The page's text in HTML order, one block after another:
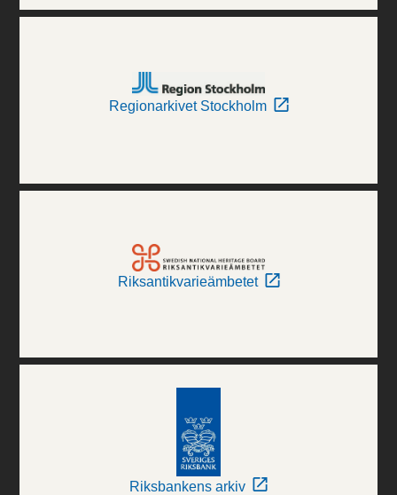
Regionarkivet Stockholm
Riksantikvarieämbetet
Riksbankens arkiv